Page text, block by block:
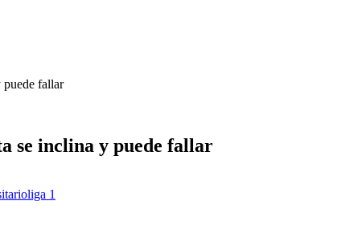
fallar
se inclina y puede fallar
liga 1